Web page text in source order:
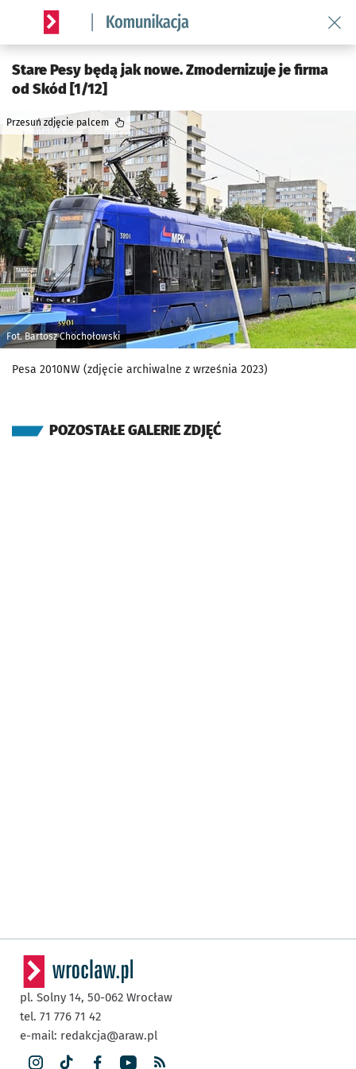
Serwis informacyjny wroclaw.pl podserwis: Komunikacja
Stare Pesy będą jak nowe. Zmodernizuje je firma
od Skód [1/12]
Fot. Bartosz Chochołowski
Przesuń zdjęcie palcem
Pesa 2010NW (zdjęcie archiwalne z września 2023)
POZOSTAŁE GALERIE ZDJĘĆ
pl. Solny 14, 50-062 Wrocław
tel. 71 776 71 42
e-mail: redakcja@araw.pl